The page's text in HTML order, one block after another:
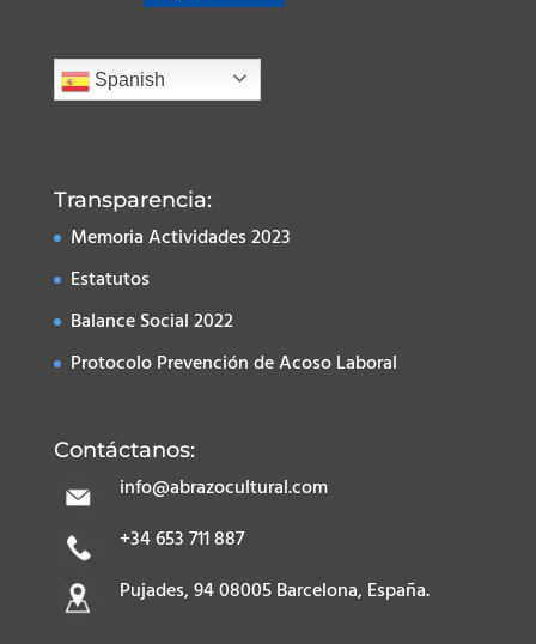
Spanish
Transparencia:
Memoria Actividades 2023
Estatutos
Balance Social 2022
Protocolo Prevención de Acoso Laboral
Contáctanos:
info@abrazocultural.com
+34 653 711 887
Pujades, 94 08005 Barcelona, España.